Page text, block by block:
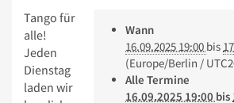
Wann
16.09.2025 19:00 bis
(Europe/Berlin /
Alle Termine
16.09.2025 19:00 bis
Tango für
alle!
Jeden
Dienstag
laden wir